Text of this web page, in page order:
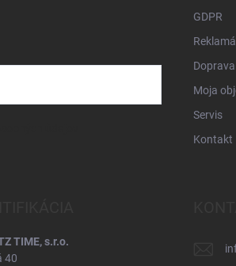
GDPR
Moja
Servis
Kontakt
TIME, s.r.o.
40